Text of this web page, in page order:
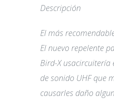
Descripción
El más
El nuevo repelente
Bird-X
de sonido UHF que
causarles daño